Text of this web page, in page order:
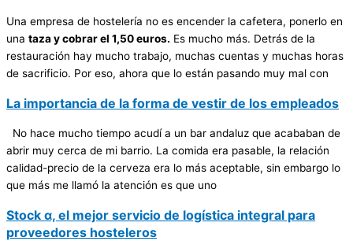
Una empresa de hostelería no es encender la cafetera, ponerlo en
una taza y cobrar el 1,50 euros. Es mucho más. Detrás de la
restauración hay mucho trabajo, muchas cuentas y muchas horas
de sacrificio. Por eso, ahora que lo están pasando muy mal con
La importancia de la forma de vestir de los empleados
No hace mucho tiempo acudí a un bar andaluz que acababan de
abrir muy cerca de mi barrio. La comida era pasable, la relación
calidad-precio de la cerveza era lo más aceptable, sin embargo lo
que más me llamó la atención es que uno
Stock α, el mejor servicio de logística integral para
proveedores hosteleros